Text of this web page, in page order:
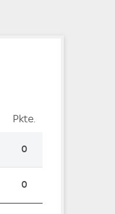
Differenz
Pkte.
0
0